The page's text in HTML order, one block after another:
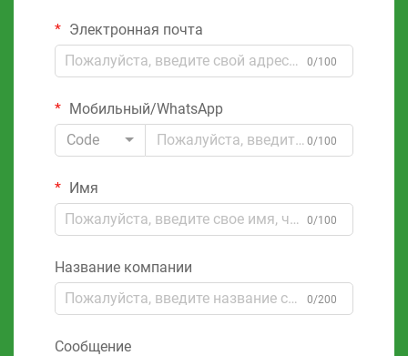
Электронная почта
0/100
Мобильный/WhatsApp
Code
0/100
Имя
0/100
Название компании
0/200
Сообщение